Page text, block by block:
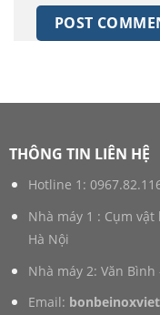
THÔNG TIN LIÊN HỆ
Hotline 1:
Nhà máy 1 : Cụm
Hà Nội
Nhà máy 2: Văn
Email: